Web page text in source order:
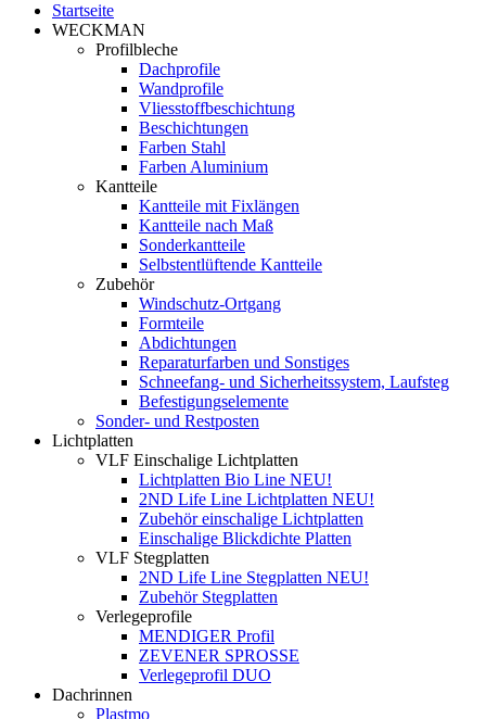
Startseite
WECKMAN
Profilbleche
Dachprofile
Wandprofile
Vliesstoffbeschichtung
Beschichtungen
Farben Stahl
Farben Aluminium
Kantteile
Kantteile mit Fixlängen
Kantteile nach Maß
Sonderkantteile
Selbstentlüftende Kantteile
Zubehör
Windschutz-Ortgang
Formteile
Abdichtungen
Reparaturfarben und Sonstiges
Schneefang- und Sicherheitssystem, Laufsteg
Befestigungselemente
Sonder- und Restposten
Lichtplatten
VLF Einschalige Lichtplatten
Lichtplatten Bio Line NEU!
2ND Life Line Lichtplatten NEU!
Zubehör einschalige Lichtplatten
Einschalige Blickdichte Platten
VLF Stegplatten
2ND Life Line Stegplatten NEU!
Zubehör Stegplatten
Verlegeprofile
MENDIGER Profil
ZEVENER SPROSSE
Verlegeprofil DUO
Dachrinnen
Plastmo